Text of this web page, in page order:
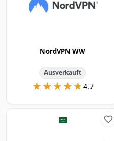
NordVPN WW
Ausverkauft
★★★★★
★★★★★ 4.7